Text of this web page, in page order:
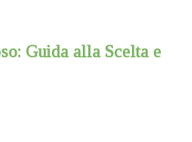
Guida alla Scelta e